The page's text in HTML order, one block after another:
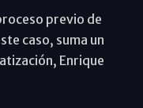
previo de
caso, suma un
Enrique